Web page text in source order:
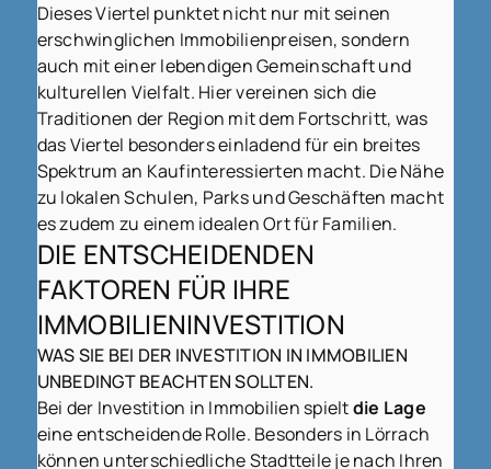
Dieses Viertel punktet nicht nur mit seinen
erschwinglichen Immobilienpreisen, sondern
auch mit einer lebendigen Gemeinschaft und
kulturellen Vielfalt. Hier vereinen sich die
Traditionen der Region mit dem Fortschritt, was
das Viertel besonders einladend für ein breites
Spektrum an Kaufinteressierten macht. Die Nähe
zu lokalen Schulen, Parks und Geschäften macht
es zudem zu einem idealen Ort für Familien.
DIE ENTSCHEIDENDEN
FAKTOREN FÜR IHRE
IMMOBILIENINVESTITION
WAS SIE BEI DER INVESTITION IN IMMOBILIEN
UNBEDINGT BEACHTEN SOLLTEN.
Bei der Investition in Immobilien spieltdie Lage
eine entscheidende Rolle. Besonders in Lörrach
können unterschiedliche Stadtteile je nach Ihren